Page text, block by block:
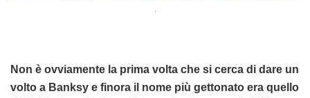
.
Non è ovviamente la prima volta che si cerca di dare un
volto a Banksy e finora il nome più gettonato era quello